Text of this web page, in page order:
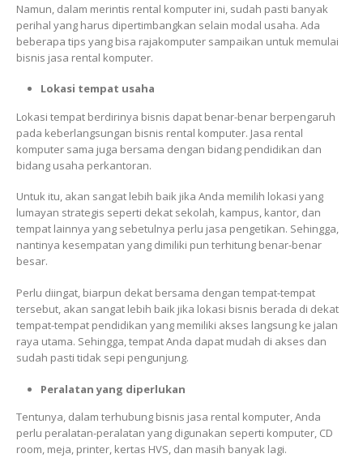
Namun, dalam merintis rental komputer ini, sudah pasti banyak
perihal yang harus dipertimbangkan selain modal usaha. Ada
beberapa tips yang bisa rajakomputer sampaikan untuk memulai
bisnis jasa rental komputer.
Lokasi tempat usaha
Lokasi tempat berdirinya bisnis dapat benar-benar berpengaruh
pada keberlangsungan bisnis rental komputer. Jasa rental
komputer sama juga bersama dengan bidang pendidikan dan
bidang usaha perkantoran.
Untuk itu, akan sangat lebih baik jika Anda memilih lokasi yang
lumayan strategis seperti dekat sekolah, kampus, kantor, dan
tempat lainnya yang sebetulnya perlu jasa pengetikan. Sehingga,
nantinya kesempatan yang dimiliki pun terhitung benar-benar
besar.
Perlu diingat, biarpun dekat bersama dengan tempat-tempat
tersebut, akan sangat lebih baik jika lokasi bisnis berada di dekat
tempat-tempat pendidikan yang memiliki akses langsung ke jalan
raya utama. Sehingga, tempat Anda dapat mudah di akses dan
sudah pasti tidak sepi pengunjung.
Peralatan yang diperlukan
Tentunya, dalam terhubung bisnis jasa rental komputer, Anda
perlu peralatan-peralatan yang digunakan seperti komputer, CD
room, meja, printer, kertas HVS, dan masih banyak lagi.